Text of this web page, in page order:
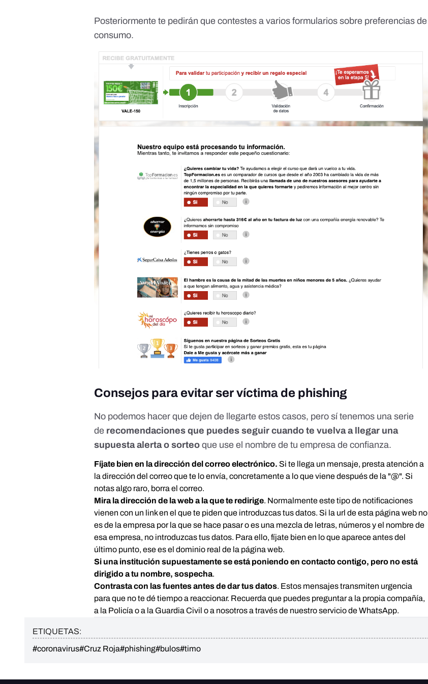
Posteriormente te pedirán que contestes a varios formularios sobre preferencias de
consumo.
Consejos para evitar ser víctima de phishing
No podemos hacer que dejen de llegarte estos casos, pero sí tenemos una serie
de recomendaciones que puedes seguir cuando te vuelva a llegar una
supuesta alerta o sorteo que use el nombre de tu empresa de confianza.
Fíjate bien en la dirección del correo electrónico. Si te llega un mensaje, presta atención a
la dirección del correo que te lo envía, concretamente a lo que viene después de la "@". Si
notas algo raro, borra el correo.
Mira la dirección de la web a la que te redirige. Normalmente este tipo de notificaciones
vienen con un link en el que te piden que introduzcas tus datos. Si la url de esta página web no
es de la empresa por la que se hace pasar o es una mezcla de letras, números y el nombre de
esa empresa, no introduzcas tus datos. Para ello, fíjate bien en lo que aparece antes del
último punto, ese es el dominio real de la página web.
Si una institución supuestamente se está poniendo en contacto contigo, pero no está
dirigido a tu nombre, sospecha.
Contrasta con las fuentes antes de dar tus datos. Estos mensajes transmiten urgencia
para que no te dé tiempo a reaccionar. Recuerda que puedes preguntar a la propia compañía,
a la Policía o a la Guardia Civil o a nosotros a través de nuestro servicio de WhatsApp.
ETIQUETAS:
#coronavirus#Cruz Roja#phishing#bulos#timo